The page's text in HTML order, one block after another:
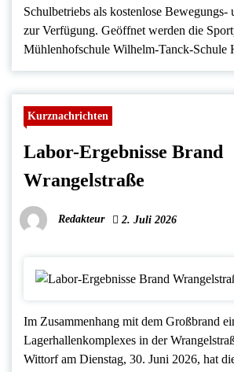
Schulbetriebs als kostenlose Bewegungs-
zur Verfügung. Geöffnet werden die
Mühlenhofschule Wilhelm-Tanck-
Kurznachrichten
Labor-Ergebnisse Brand
Wrangelstraße
Redakteur 2. Juli 2026
Im Zusammenhang mit dem Großbrand
Lagerhallenkomplexes in der
Wittorf am Dienstag, 30. Juni 2026, hat